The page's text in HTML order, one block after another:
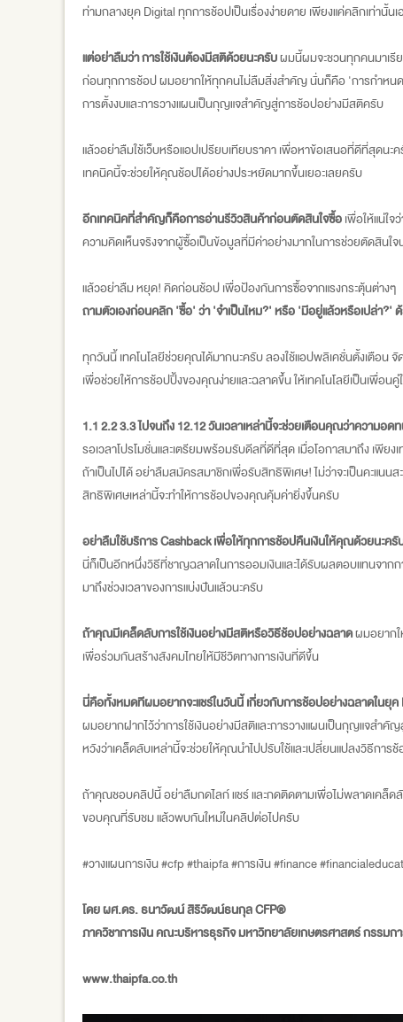
ท่ามกลางยุค Digital ทุกการช้อปเป็นเรื่องง่ายดาย เพียงแค่คลิกเท่านั้นเ
แต่อย่าลืมว่า การใช้เงินต้องมีสติด้วยนะครับผมนี้ผมจะชวนทุกคนมาเรีย
ก่อนทุกการช้อป ผมอยากให้ทุกคนไม่ลืมสิ่งสำคัญ นั่นก็คือ 'การกำหนด
การตั้งงบและการวางแผนเป็นกุญแจสำคัญสู่การช้อปอย่างมีสติครับ
แล้วอย่าลืมใช้เว็บหรือแอปเปรียบเทียบราคา เพื่อหาข้อเสนอที่ดีที่สุดนะ
เทคนิคนี้จะช่วยให้คุณช้อปได้อย่างประหยัดมากขึ้นเยอะเลยครับ
อีกเทคนิคที่สำคัญก็คือการอ่านรีวิวสินค้าก่อนตัดสินใจซื้อเพื่อให้แน่ใ
ความคิดเห็นจริงจากผู้ซื้อเป็นข้อมูลที่มีค่าอย่างมากในการช่วยตัดสินใจ
แล้วอย่าลืม หยุด! คิดก่อนช้อป เพื่อป้องกันการซื้อจากแรงกระตุ้นต่างๆ
ถามตัวเองก่อนคลิก 'ซื้อ' ว่า 'จำเป็นไหม?' หรือ 'มีอยู่แล้วหรือเปล่า?'
ทุกวันนิ้ เทคโนโลยีช่วยคุณได้มากนะครับ ลองใช้แอปพลิเคชั่นตั้งเตือน
เพื่อช่วยให้การช้อปปิ้งของคุณง่ายและฉลาดขึ้น ให้เทคโนโลยีเป็นเพื่อ
1.1 2.2 3.3 ไปจนถึง 12.12 วันเวลาเหล่านี้จะช่วยเตือนคุณว่าความ
รอเวลาโปรโมชั่นและเตรียมพร้อมรับดีลที่ดีที่สุด เมื่อโอกาสมาถึง เพีย
ถ้าเป็นไปได้ อย่าลืมสมัครสมาชิกเพื่อรับสิทธิพิเศษ! ไม่ว่าจะเป็นคะแน
สิทธิพิเศษเหล่านี้จะทำให้การช้อปของคุณคุ้มค่ายิ่งขึ้นครับ
อย่าลืมใช้บริการ Cashback เพื่อให้ทุกการช้อปคืนเงินให้คุณด้วยนะครั
นี่ก็เป็นอีกหนึ่งวิธีที่ชาญฉลาดในการออมเงินและได้รับผลตอบแทนจาก
มาถึงช่วงเวลาของการแบ่งปันแล้วนะครับ
ถ้าคุณมีเคล็ดลับการใช้เงินอย่างมีสติหรือวิธีช้อปอย่างฉลาดผมอยาก
เพื่อร่วมกันสร้างสังคมไทยให้มีชีวิตทางการเงินที่ดีขึ้น
นี่คือทั้งหมดทีผมอยากจะแชร์ในวันนี้ เกี่ยวกับการช้อปอย่างฉลาดในยุค
ผมอยากฝากไว้ว่าการใช้เงินอย่างมีสติและการวางแผนเป็นกุญแจสำคั
หวังว่าเคล็ดลับเหล่านี้จะช่วยให้คุณนำไปปรับใช้และเปลี่ยนแปลงวิธีการ
ถ้าคุณชอบคลิปนี้ อย่าลืมกดไลก์ แชร์ และกดติดตามเพื่อไม่พลาดเคล็ด
ขอบคุณที่รับชม แล้วพบกันใหม่ในคลิปต่อไปครับ
#วางแผนการเงิน #cfp #thaipfa #การเงิน #finance
โดย ผศ.ดร. ธนาวัฒน์ สิริวัฒน์ธนกุล CFP®
ภาควิชาการเงิน คณะบริหารธุรกิจ มหาวิทยาลัยเกษตรศาสตร์ กรรมก
www.thaipfa.co.th